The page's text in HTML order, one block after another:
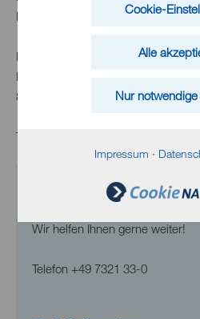
Cookie-
Alle
Nur
Impressum ·
Notrufnummer 1 12
Feuerwehrhaus Heidenheim
Darwinstraße 8 - 12
89518 Heidenheim
Telefon:
Wir helfen Ihnen gerne weiter!
Telefon +49 7321 33-0